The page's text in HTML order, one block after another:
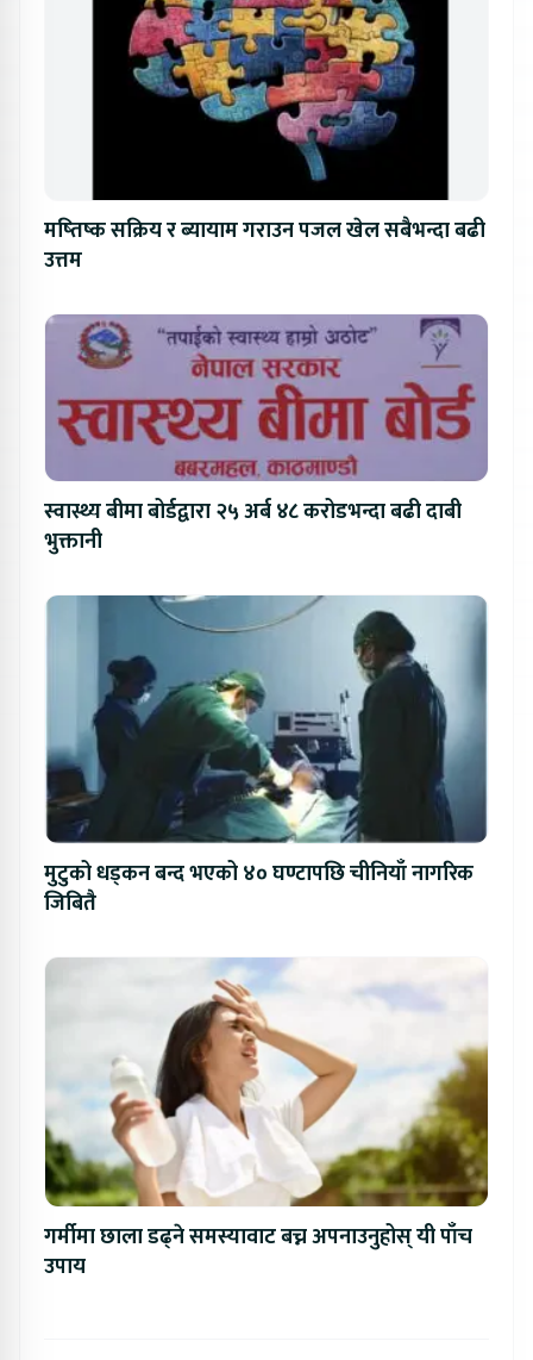
मष्तिष्क सक्रिय र ब्यायाम गराउन पजल खेल सबैभन्दा बढी
उत्तम
स्वास्थ्य बीमा बोर्डद्वारा २५ अर्ब ४८ करोडभन्दा बढी दाबी
भुक्तानी
मुटुको धड्कन बन्द भएको ४० घण्टापछि चीनियाँ नागरिक
जिबितै
गर्मीमा छाला डढ्ने समस्यावाट बच्न अपनाउनुहोस् यी पाँच
उपाय